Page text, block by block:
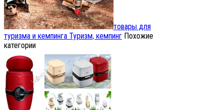
товары для
туризма и кемпинга Туризм, кемпинг Похожие
категории